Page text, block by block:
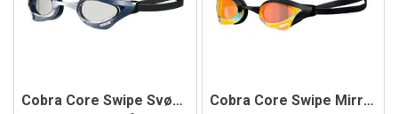
Cobra Core Swipe Svømmebrille Cobra Core Swipe Mirror Svømmebrille